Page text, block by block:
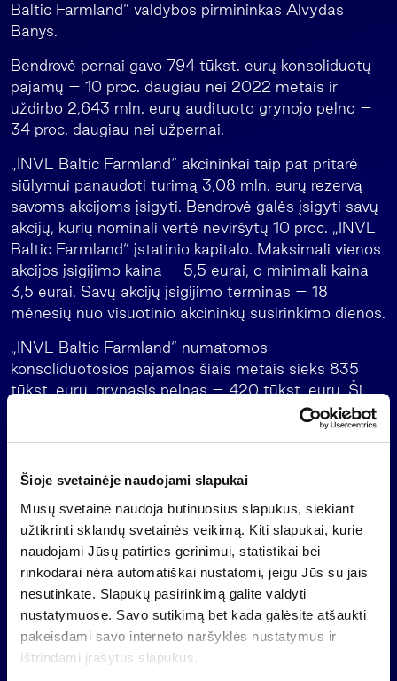
Šioje svetainėje naudojami slapukai
Mūsų svetainė naudoja būtinuosius slapukus, siekiant
užtikrinti sklandų svetainės veikimą. Kiti slapukai, kurie
naudojami Jūsų patirties gerinimui, statistikai bei
rinkodarai nėra automatiškai nustatomi, jeigu Jūs su jais
nesutinkate. Slapukų pasirinkimą galite valdyti
nustatymuose. Savo sutikimą bet kada galėsite atšaukti
pakeisdami savo interneto naršyklės nustatymus ir
ištrindami įrašytus slapukus.
Baltic Farmland“ valdybos pirmininkas Alvydas
Banys.
Bendrovė pernai gavo 794 tūkst. eurų konsoliduotų
pajamų – 10 proc. daugiau nei 2022 metais ir
uždirbo 2,643 mln. eurų audituoto grynojo pelno –
34 proc. daugiau nei užpernai.
„INVL Baltic Farmland“ akcininkai taip pat pritarė
siūlymui panaudoti turimą 3,08 mln. eurų rezervą
savoms akcijoms įsigyti. Bendrovė galės įsigyti savų
akcijų, kurių nominali vertė neviršytų 10 proc. „INVL
Baltic Farmland“ įstatinio kapitalo. Maksimali vienos
akcijos įsigijimo kaina – 5,5 eurai, o minimali kaina –
3,5 eurai. Savų akcijų įsigijimo terminas – 18
mėnesių nuo visuotinio akcininkų susirinkimo dienos.
„INVL Baltic Farmland“ numatomos
konsoliduotosios pajamos šiais metais sieks 835
tūkst. eurų, grynasis pelnas – 420 tūkst. eurų. Ši
prognozė parengta darant prielaidą, kad per 2024
metus turimų sklypų vertė nepakis ir nebus turto
ar pardavimo sandorių ir nebus pirkėjų įsiskolinimo
administravimo mokesčio dydžiui.
„Nasdaq“ Vilnius biržoje listinguojamos „INVL Baltic
Farmland“ antrinės įmonės Lietuvoje valdo apie 3
tūkst. hektarų žemės ūkio paskirties žemės, kuri
nuomojama žemės ūkio bendrovėms ir ūkininkams.